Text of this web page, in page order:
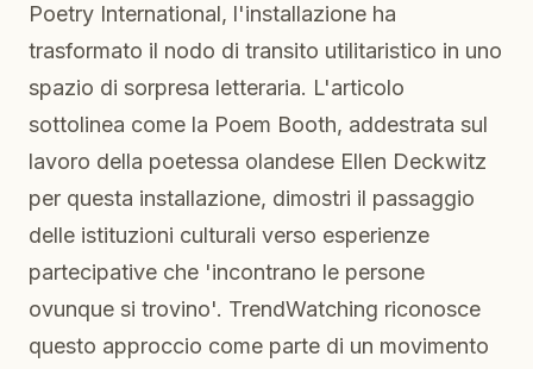
Poetry International, l'installazione ha
trasformato il nodo di transito utilitaristico in uno
spazio di sorpresa letteraria. L'articolo
sottolinea come la Poem Booth, addestrata sul
lavoro della poetessa olandese Ellen Deckwitz
per questa installazione, dimostri il passaggio
delle istituzioni culturali verso esperienze
partecipative che 'incontrano le persone
ovunque si trovino'. TrendWatching riconosce
questo approccio come parte di un movimento